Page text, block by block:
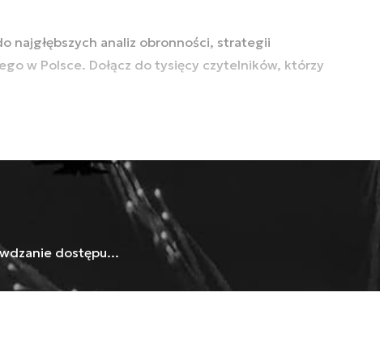
najgłębszych analiz obronności, strategii
w Polsce. Dołącz do tysięcy czytelników, którzy
dostępu...